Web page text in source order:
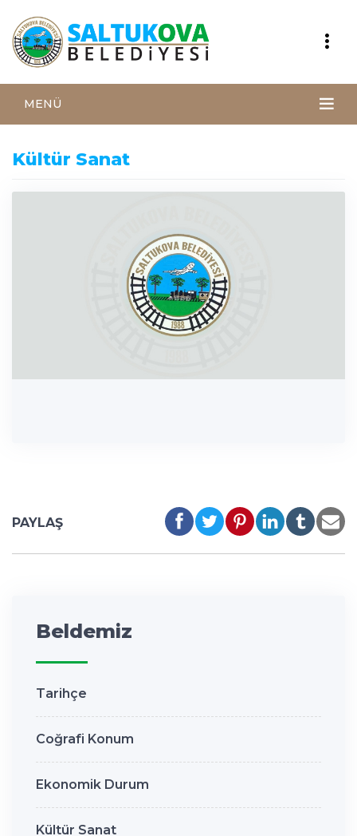
MENÜ
Kültür Sanat
PAYLAŞ
Beldemiz
Tarihçe
Coğrafi Konum
Ekonomik Durum
Kültür Sanat